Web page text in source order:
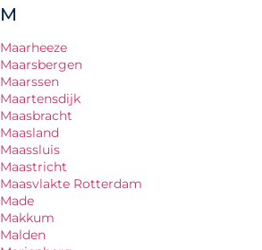
M
Maarheeze
Maarsbergen
Maarssen
Maartensdijk
Maasbracht
Maasland
Maassluis
Maastricht
Maasvlakte Rotterdam
Made
Makkum
Malden